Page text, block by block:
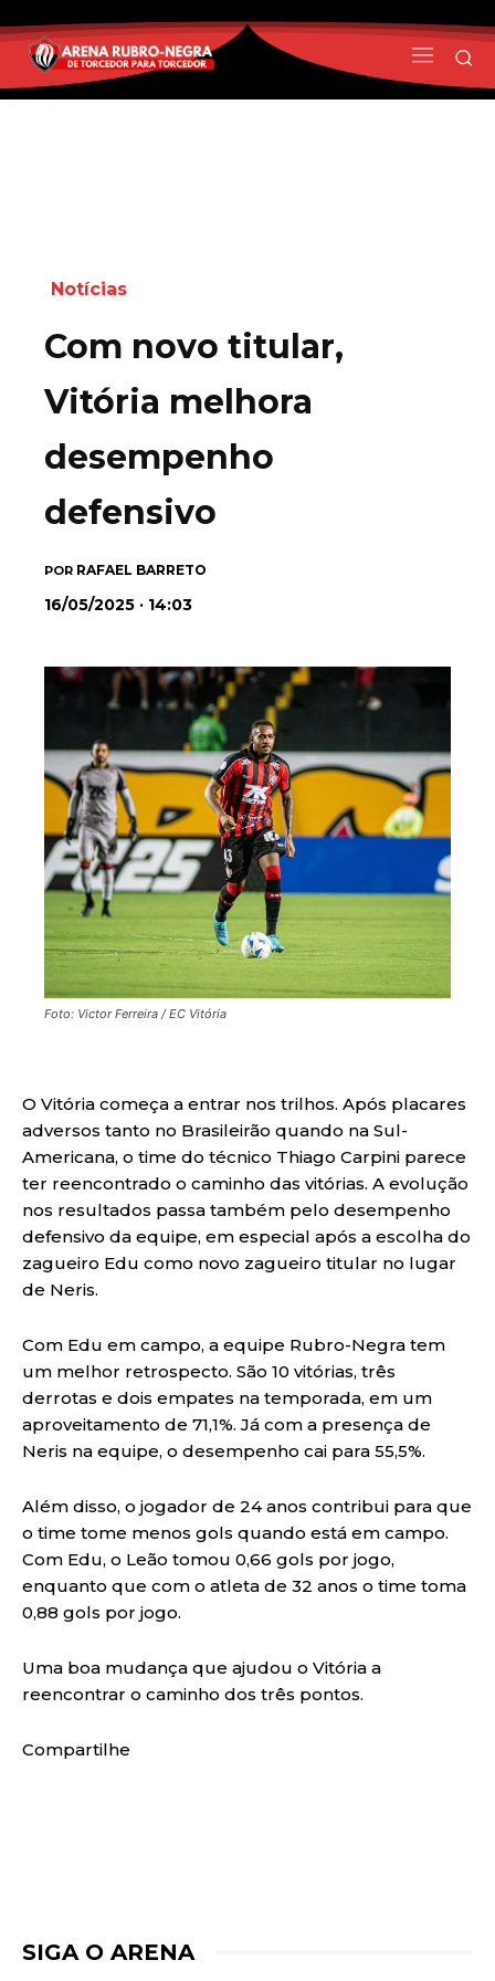
Notícias
Com novo titular,
Vitória melhora
desempenho
defensivo
POR RAFAEL BARRETO
16/05/2025 · 14:03
Foto: Victor Ferreira / EC Vitória
O Vitória começa a entrar nos trilhos. Após placares
adversos tanto no Brasileirão quando na Sul-
Americana, o time do técnico Thiago Carpini parece
ter reencontrado o caminho das vitórias. A evolução
nos resultados passa também pelo desempenho
defensivo da equipe, em especial após a escolha do
zagueiro Edu como novo zagueiro titular no lugar
de Neris.
Com Edu em campo, a equipe Rubro-Negra tem
um melhor retrospecto. São 10 vitórias, três
derrotas e dois empates na temporada, em um
aproveitamento de 71,1%. Já com a presença de
Neris na equipe, o desempenho cai para 55,5%.
Além disso, o jogador de 24 anos contribui para que
o time tome menos gols quando está em campo.
Com Edu, o Leão tomou 0,66 gols por jogo,
enquanto que com o atleta de 32 anos o time toma
0,88 gols por jogo.
Uma boa mudança que ajudou o Vitória a
reencontrar o caminho dos três pontos.
Compartilhe
SIGA O ARENA